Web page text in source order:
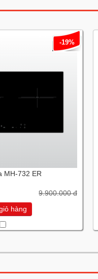
-19%
MH-732 ER
9.900.000 đ
hàng